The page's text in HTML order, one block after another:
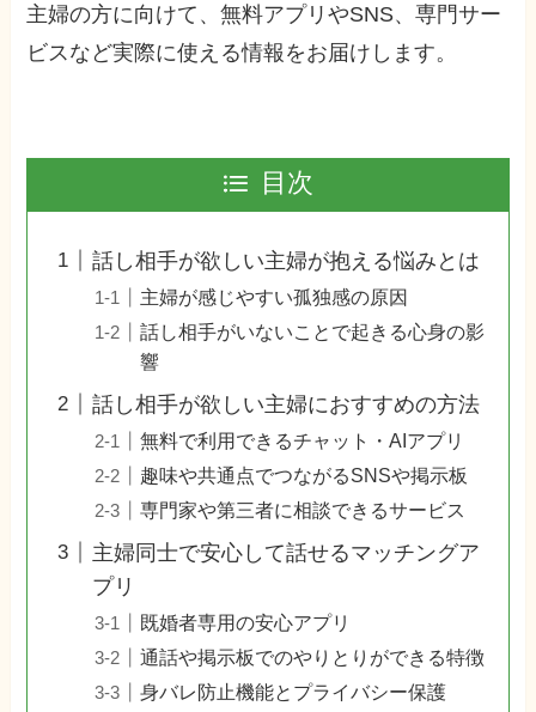
主婦の方に向けて、無料アプリやSNS、専門サー
ビスなど実際に使える情報をお届けします。
目次
話し相手が欲しい主婦が抱える悩みとは
主婦が感じやすい孤独感の原因
話し相手がいないことで起きる心身の影
響
話し相手が欲しい主婦におすすめの方法
無料で利用できるチャット・AIアプリ
趣味や共通点でつながるSNSや掲示板
専門家や第三者に相談できるサービス
主婦同士で安心して話せるマッチングア
プリ
既婚者専用の安心アプリ
通話や掲示板でのやりとりができる特徴
身バレ防止機能とプライバシー保護